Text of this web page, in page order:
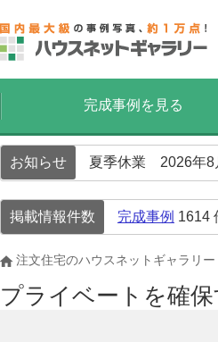
完成事例を見る
お知らせ 夏季休業 2026年8
掲載情報件数 完成事例 1614
注文住宅のハウスネットギャラリー
プライベートを確